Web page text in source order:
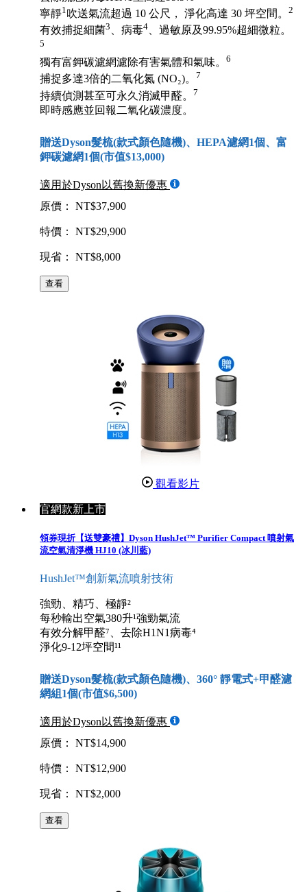
寧靜1吹送氣流超過 10 公尺， 淨化高達 30 坪空間。 2
有效捕捉細菌3 、病毒4、過敏原及99.95%超細微粒。
5
獨有富鉀碳濾網濾除有害氣體和氣味。 6
捕捉多達3倍的二氧化氮 (NO₂)。 7
持續偵測甚至可永久消滅甲醛。 7
即時感應並回報二氧化碳濃度。
贈送Dyson髮梳(款式顏色隨機)、HEPA濾網1個、富
鉀碳濾網1個(市值$13,000)
適用於Dyson以舊換新優惠
原價： NT$37,900
特價： NT$29,900
現省： NT$8,000
查看
觀看影片
官網款新上市
領券現折【送雙豪禮】Dyson HushJet™ Purifier Compact 噴射氣
流空氣清淨機 HJ10 (冰川藍)
HushJet™創新氣流噴射技術
強勁、精巧、極靜²
每秒輸出空氣380升¹強勁氣流
有效分解甲醛⁷、去除H1N1病毒⁴
淨化9-12坪空間¹¹
贈送Dyson髮梳(款式顏色隨機)、360° 靜電式+甲醛濾
網組1個(市值$6,500)
適用於Dyson以舊換新優惠
原價： NT$14,900
特價： NT$12,900
現省： NT$2,000
查看